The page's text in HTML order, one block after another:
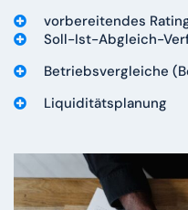
vorbereitendes
Soll-Ist-Abgleich-
Betriebsvergleiche
Liquiditätsplanung